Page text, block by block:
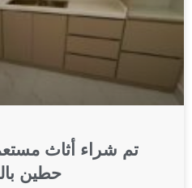
تم شراء أثاث
حطين